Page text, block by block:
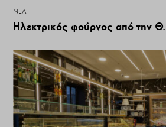
ΝΕΑ
Ηλεκτρικός φούρνος από